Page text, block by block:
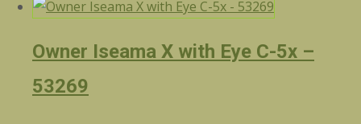
Owner Iseama X with Eye C-5x –
53269